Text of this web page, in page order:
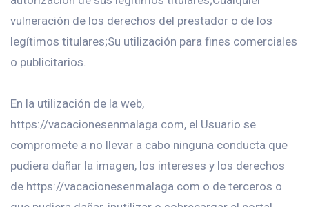
vulneración de los derechos del prestador o de los
legítimos titulares;Su utilización para fines comerciales
o publicitarios.
En la utilización de la web,
https://vacacionesenmalaga.com, el Usuario se
compromete a no llevar a cabo ninguna conducta que
pudiera dañar la imagen, los intereses y los derechos
de https://vacacionesenmalaga.com o de terceros o